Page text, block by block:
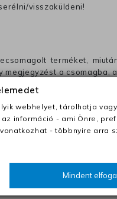
visszaküldeni!
terméket,
a
nem megfelelő módon
belül a megrendelés e-
utánvétte)
fel (oda -vissza út)
webhelyet, tárolhatja
információ - ami Önre,
- többnyire arra
Mindent